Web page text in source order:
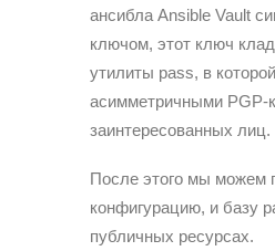
ансибла Ansible Vault
ключом, этот ключ
утилиты pass, в
асимметричными PGP-
заинтересованных лиц.
После этого мы можем
конфигурацию, и базу
публичных ресурсах.